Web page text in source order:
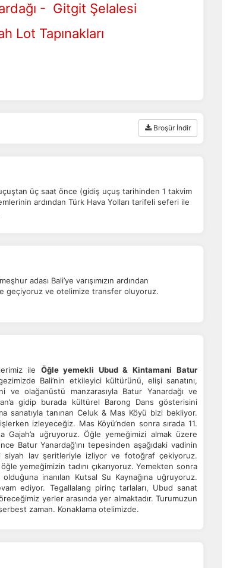
AYARLARINIZ
nasıl kullandığını anonim olarak ölçeriz. Hangi
olduğunu ve kullanıcıların nerede zorluk yaşadığını
olur.
uygun reklamlar göstermek için kullanılır.
reklamları görmeye devam edersiniz, ancak daha az
- Gitgit Şelalesi
Lot Tapınakları
Broşür İndir
üç saat önce (gidiş uçuş tarihinden 1 takvim
ardından Türk Hava Yolları tarifeli seferi ile
adası Bali’ye varışımızın ardından
geçiyoruz ve otelimize transfer oluyoruz.
ile Öğle yemekli Ubud & Kintamani Batur
Bali’nin etkileyici kültürünü, elişi sanatını,
ve olağanüstü manzarasıyla Batur Yanardağı ve
gidip burada kültürel Barong Dans gösterisini
sanatıyla tanınan Celuk & Mas Köyü bizi bekliyor.
izleyeceğiz. Mas Köyü’nden sonra sırada 11.
Gajah’a uğruyoruz. Öğle yemeğimizi almak üzere
Batur Yanardağ’ını tepesinden aşağıdaki vadinin
siyah lav şeritleriyle izliyor ve fotoğraf çekiyoruz.
yemeğimizin tadını çıkarıyoruz. Yemekten sonra
inanılan Kutsal Su Kaynağına uğruyoruz.
ediyor. Tegallalang pirinç tarlaları, Ubud sanat
yerler arasında yer almaktadır. Turumuzun
zaman. Konaklama otelimizde.